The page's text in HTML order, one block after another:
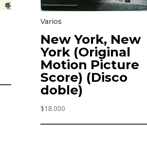
Varios
New York, New
York (Original
Motion Picture
Score) (Disco
doble)
$18.000